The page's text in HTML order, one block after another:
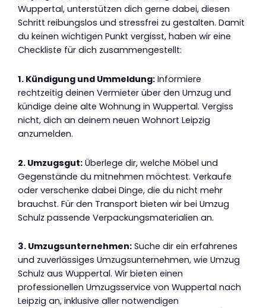
Wuppertal, unterstützen dich gerne dabei, diesen
Schritt reibungslos und stressfrei zu gestalten. Damit
du keinen wichtigen Punkt vergisst, haben wir eine
Checkliste für dich zusammengestellt:
1. Kündigung und Ummeldung: Informiere
rechtzeitig deinen Vermieter über den Umzug und
kündige deine alte Wohnung in Wuppertal. Vergiss
nicht, dich an deinem neuen Wohnort Leipzig
anzumelden.
2. Umzugsgut: Überlege dir, welche Möbel und
Gegenstände du mitnehmen möchtest. Verkaufe
oder verschenke dabei Dinge, die du nicht mehr
brauchst. Für den Transport bieten wir bei Umzug
Schulz passende Verpackungsmaterialien an.
3. Umzugsunternehmen: Suche dir ein erfahrenes
und zuverlässiges Umzugsunternehmen, wie Umzug
Schulz aus Wuppertal. Wir bieten einen
professionellen Umzugsservice von Wuppertal nach
Leipzig an, inklusive aller notwendigen